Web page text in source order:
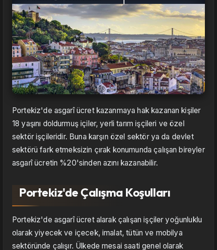
Portekiz'de asgarî ücret kazanmaya hak kazanan kişiler
18 yaşını doldurmuş içiler, yerli tarım işçileri ve özel
sektör işçileridir. Buna karşın özel sektör ya da devlet
sektörü fark etmeksizin çırak konumunda çalışan bireyler
asgarî ücretin %20'sinden azını kazanabilir.
Portekiz'de Çalışma Koşulları
Portekiz'de asgarî ücret alarak çalışan işçiler yoğunluklu
olarak yiyecek ve içecek, imalat, tütün ve mobilya
sektöründe çalışır. Ülkede mesai saati genel olarak